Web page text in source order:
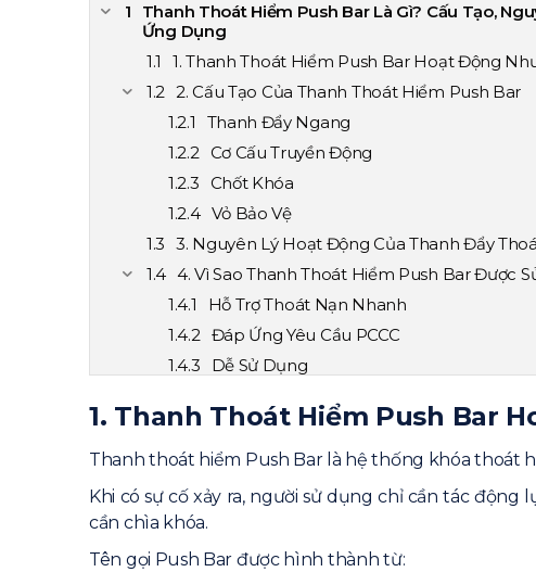
Thanh Thoát Hiểm Push Bar Là Gì? Cấu Tạo,
Ứng Dụng
1. Thanh Thoát Hiểm Push Bar Hoạt Động
2. Cấu Tạo Của Thanh Thoát Hiểm Push Bar
Thanh Đẩy Ngang
Cơ Cấu Truyền Động
Chốt Khóa
Vỏ Bảo Vệ
3. Nguyên Lý Hoạt Động Của Thanh Đẩy
4. Vì Sao Thanh Thoát Hiểm Push Bar Được
Hỗ Trợ Thoát Nạn Nhanh
Đáp Ứng Yêu Cầu PCCC
Dễ Sử Dụng
5. Các Loại Thanh Thoát Hiểm Push Bar Phổ
Loại 1 Điểm Chốt
Loại 2 Điểm Chốt
6. Thanh Thoát Hiểm Push Bar Được Lắp Đặt
Cửa Chống Cháy
1. Thanh Thoát Hiểm Push Bar
Thanh thoát hiểm Push Bar là hệ thống khóa thoát
Khi có sự cố xảy ra, người sử dụng chỉ cần tác
cần chìa khóa.
Tên gọi Push Bar được hình thành từ: